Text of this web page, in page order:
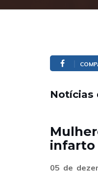
Notícias
infarto
05 de